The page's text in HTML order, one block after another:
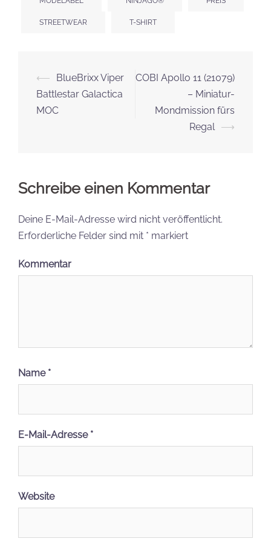
STREETWEAR T-SHIRT
Beitrags-
Navigation
⟵
BlueBrixx Viper
Battlestar Galactica
MOC
COBI Apollo 11 (21079)
– Miniatur-
Mondmission fürs
Regal ⟶
Schreibe einen Kommentar
Deine E-Mail-Adresse wird nicht veröffentlicht.
Erforderliche Felder sind mit * markiert
Kommentar
Name *
E-Mail-Adresse *
Website